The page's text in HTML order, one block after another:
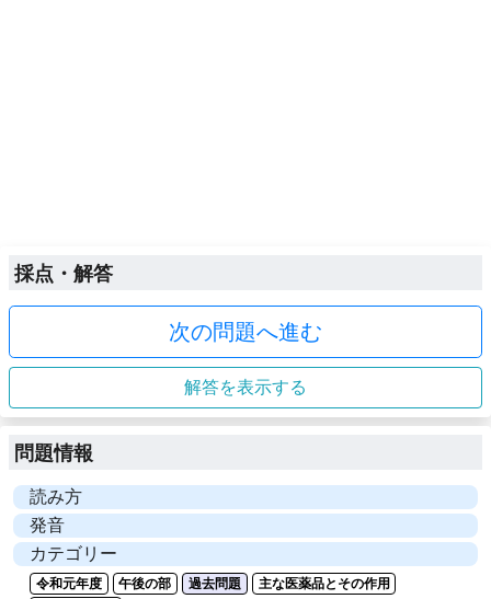
採点・解答
次の問題へ進む
解答を表示する
問題情報
読み方
発音
カテゴリー
令和元年度 午後の部 過去問題
主な医薬品とその作用